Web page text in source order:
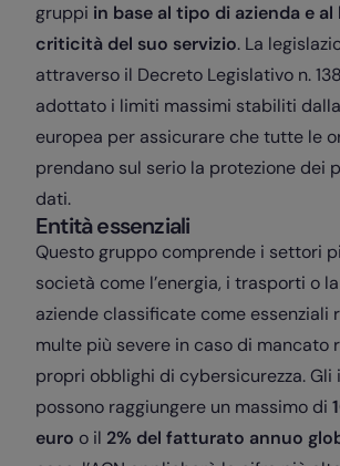
gruppi in base al tipo di azienda e
criticità del suo servizio. La
attraverso il Decreto Legislativo n.
adottato i limiti massimi stabiliti
europea per assicurare che tutte le
prendano sul serio la protezione dei
dati.
Entità essenziali
Questo gruppo comprende i settori
società come l’energia, i trasporti o
aziende classificate come essenziali
multe più severe in caso di mancato
propri obblighi di cybersicurezza. Gli
possono raggiungere un massimo di
euro o il 2% del fatturato annuo